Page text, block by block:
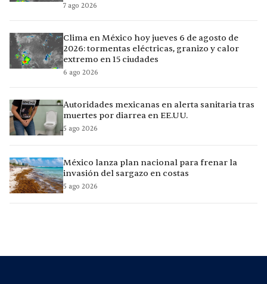
7 ago 2026
Clima en México hoy jueves 6 de agosto de
2026: tormentas eléctricas, granizo y calor
extremo en 15 ciudades
6 ago 2026
Autoridades mexicanas en alerta sanitaria tras
muertes por diarrea en EE.UU.
5 ago 2026
México lanza plan nacional para frenar la
invasión del sargazo en costas
5 ago 2026